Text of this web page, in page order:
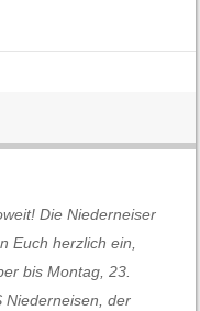
Die Niederneiser
Euch herzlich ein,
bis Montag, 23.
Niederneisen, der